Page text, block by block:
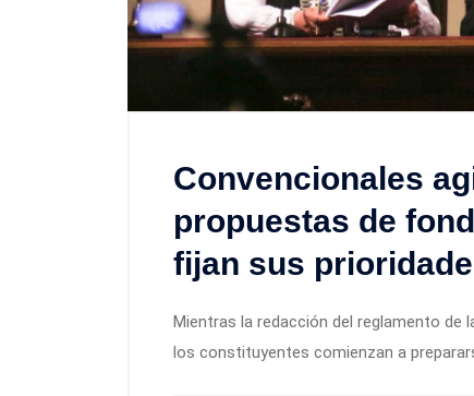
Convencionales
propuestas de
fijan sus
Mientras la redacción del reglamento de
los constituyentes comienzan a